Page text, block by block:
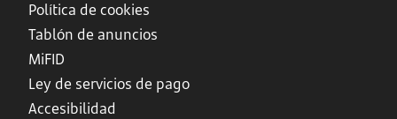
Política de cookies
Tablón de anuncios
MiFID
Ley de servicios de pago
Accesibilidad